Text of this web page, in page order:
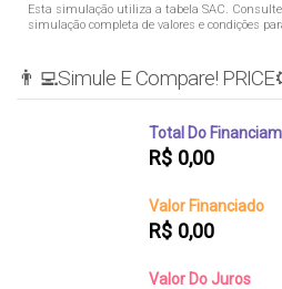
Esta simulação utiliza a tabela SAC.
simulação completa de valores e condições
👨‍💻Simule E Compare!
Total Do
R$ 0,00
Valor Financiado
R$ 0,00
Valor Do Juros